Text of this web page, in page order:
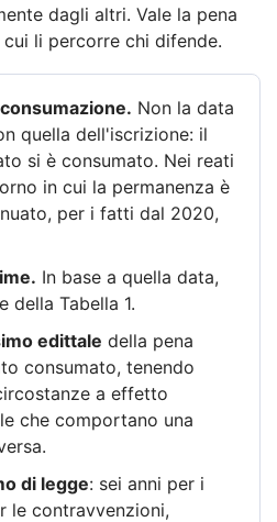
dagli altri. Vale la pena
li percorre chi difende.
Non la data
quella dell'iscrizione: il
si è consumato. Nei reati
in cui la permanenza è
per i fatti dal 2020,
In base a quella data,
della Tabella 1.
edittale della pena
consumato, tenendo
a effetto
che comportano una
di legge: sei anni per i
le contravvenzioni,